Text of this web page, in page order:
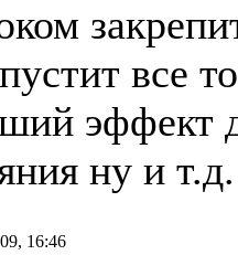
все
эффект
ну и т.д.
16:46